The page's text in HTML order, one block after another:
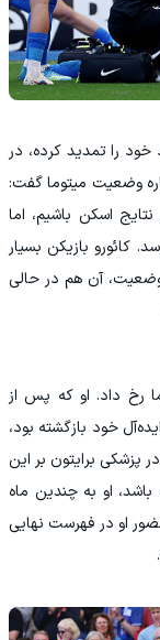
خود را تمدید کرده، در
وضعیت میتوما گفت:
اسکن باشیم، اما
کائورو بازیکن بسیار
آن هم در حالی
رخ داد. او که پس از
خود بازگشته بود،
پزشکی برایتون بر این
او به چندین ماه
او در فهرست نهایی